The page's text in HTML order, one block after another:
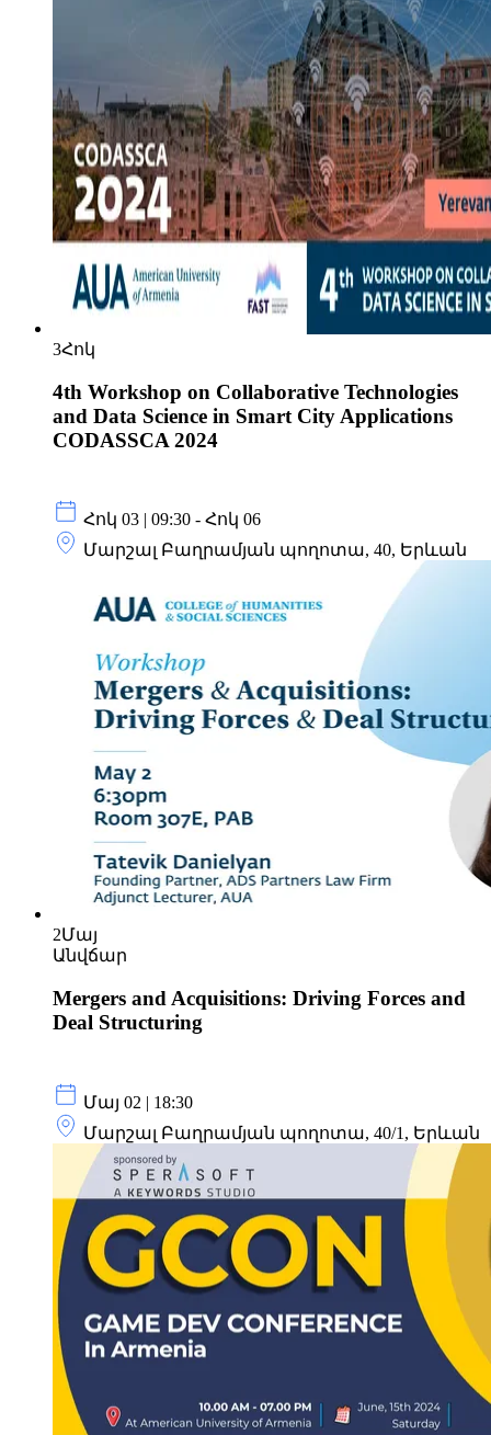
3Հոկ
4th Workshop on Collaborative Technologies
and Data Science in Smart City Applications
CODASSCA 2024
Հոկ 03 | 09:30 - Հոկ 06
Մարշալ Բաղրամյան պողոտա, 40, Երևան
2Մայ
Անվճար
Mergers and Acquisitions: Driving Forces and
Deal Structuring
Մայ 02 | 18:30
Մարշալ Բաղրամյան պողոտա, 40/1, Երևան